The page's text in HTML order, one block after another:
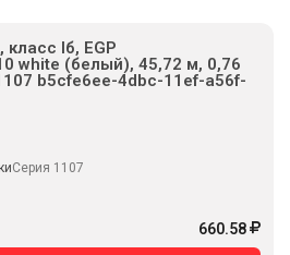
Iб, EGP
white (белый), 45,72 м, 0,76
b5cfe6ee-4dbc-11ef-a56f-
Серия 1107
660.58